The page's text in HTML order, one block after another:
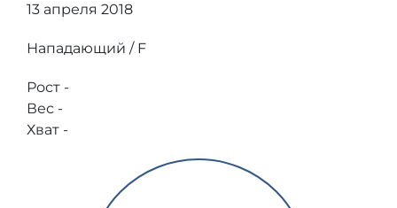
13 апреля 2018
Нападающий / F
Рост -
Вес -
Хват -